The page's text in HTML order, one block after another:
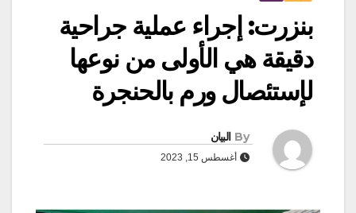
بنزرت: إجراء عملية جراحية
دقيقة هي الأولى من نوعها
لإستئصال ورم بالحنجرة
By البيان
أغسطس 15, 2023